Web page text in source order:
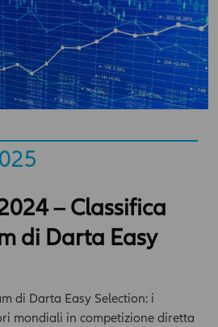
– Classifica
di Darta Easy
di Darta Easy Selection: i
mondiali in competizione diretta